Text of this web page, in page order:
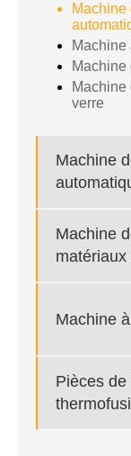
Machine
Machine
Machine
verre
Machine
Machine
Machine
Pièces